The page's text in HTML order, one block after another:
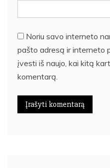
Noriu savo interneto
pašto adresą ir interneto
įvesti iš naujo, kai kitą
komentarą.